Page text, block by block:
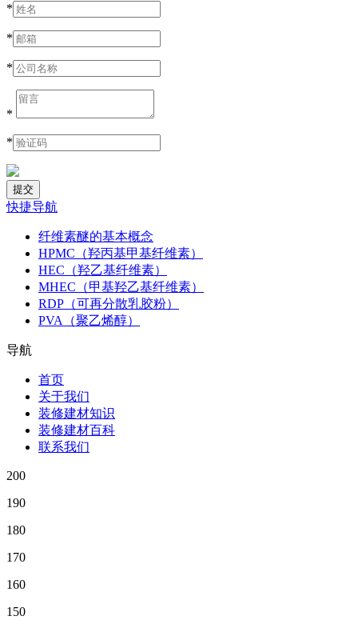
*
*
*
*
*
快捷导航
纤维素醚的基本概念
HPMC（羟丙基甲基纤维素）
HEC（羟乙基纤维素）
MHEC（甲基羟乙基纤维素）
RDP（可再分散乳胶粉）
PVA（聚乙烯醇）
导航
首页
关于我们
装修建材知识
装修建材百科
联系我们
200
190
180
170
160
150